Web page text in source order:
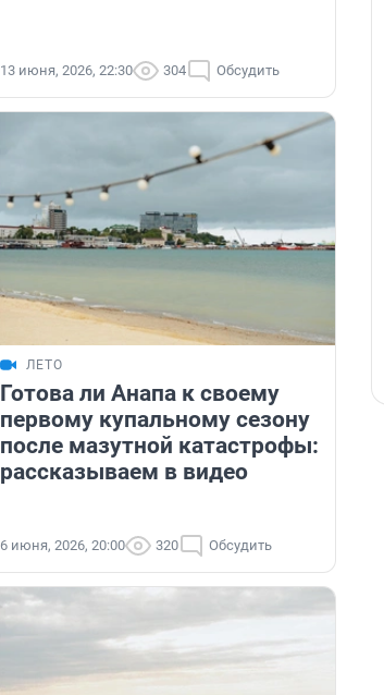
13 июня, 2026, 22:30 304 Обсудить
ЛЕТО
Готова ли Анапа к своему
первому купальному сезону
после мазутной катастрофы:
рассказываем в видео
6 июня, 2026, 20:00 320 Обсудить